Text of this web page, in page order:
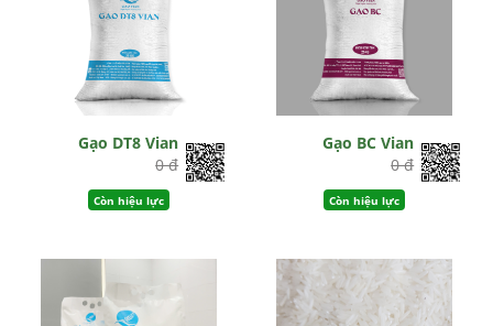
Gạo DT8 Vian
0 đ
Còn hiệu lực
Gạo BC Vian
0 đ
Còn hiệu lực